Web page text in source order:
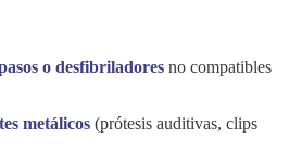
o desfibriladores no compatibles
metálicos (prótesis auditivas, clips